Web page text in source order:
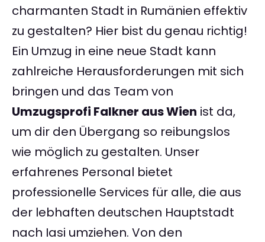
charmanten Stadt in Rumänien effektiv
zu gestalten? Hier bist du genau richtig!
Ein Umzug in eine neue Stadt kann
zahlreiche Herausforderungen mit sich
bringen und das Team von
Umzugsprofi Falkner aus Wien ist da,
um dir den Übergang so reibungslos
wie möglich zu gestalten. Unser
erfahrenes Personal bietet
professionelle Services für alle, die aus
der lebhaften deutschen Hauptstadt
nach Iasi umziehen. Von den